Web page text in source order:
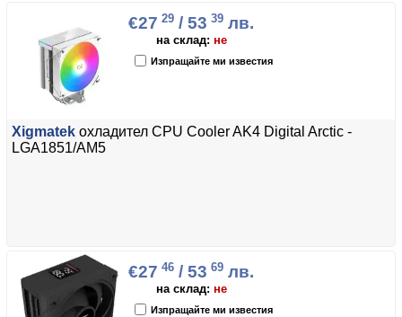
€27 29 / 53 39 лв.
на склад: не
Изпращайте ми известия
Xigmatek охладител CPU Cooler AK4 Digital Arctic -
LGA1851/AM5
€27 46 / 53 69 лв.
на склад: не
Изпращайте ми известия